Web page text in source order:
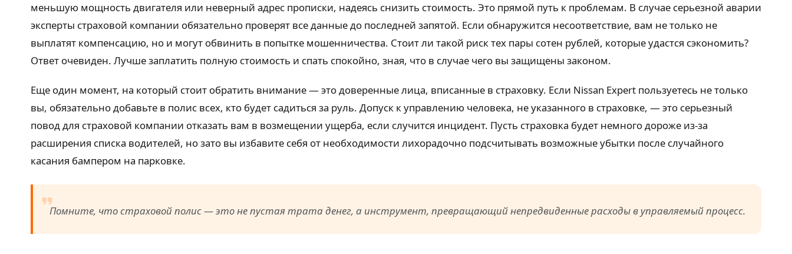
меньшую мощность двигателя или неверный адрес прописки, надеясь снизить стоимость. Это прямой путь к проблемам. В случае серьезной аварии
эксперты страховой компании обязательно проверят все данные до последней запятой. Если обнаружится несоответствие, вам не только не
выплатят компенсацию, но и могут обвинить в попытке мошенничества. Стоит ли такой риск тех пары сотен рублей, которые удастся сэкономить?
Ответ очевиден. Лучше заплатить полную стоимость и спать спокойно, зная, что в случае чего вы защищены законом.
Еще один момент, на который стоит обратить внимание — это доверенные лица, вписанные в страховку. Если Nissan Expert пользуетесь не только
вы, обязательно добавьте в полис всех, кто будет садиться за руль. Допуск к управлению человека, не указанного в страховке, — это серьезный
повод для страховой компании отказать вам в возмещении ущерба, если случится инцидент. Пусть страховка будет немного дороже из-за
расширения списка водителей, но зато вы избавите себя от необходимости лихорадочно подсчитывать возможные убытки после случайного
касания бампером на парковке.
Помните, что страховой полис — это не пустая трата денег, а инструмент, превращающий непредвиденные расходы в управляемый процесс.